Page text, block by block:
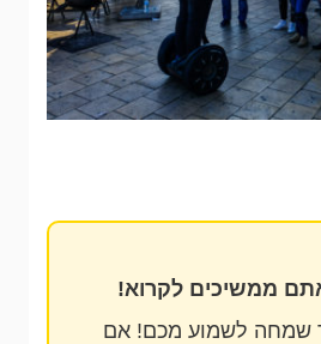
ממשיכים לקרוא!
שמחה לשמוע מכם! אם